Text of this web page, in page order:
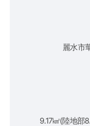
麗水市
9.17㎢(陸地部